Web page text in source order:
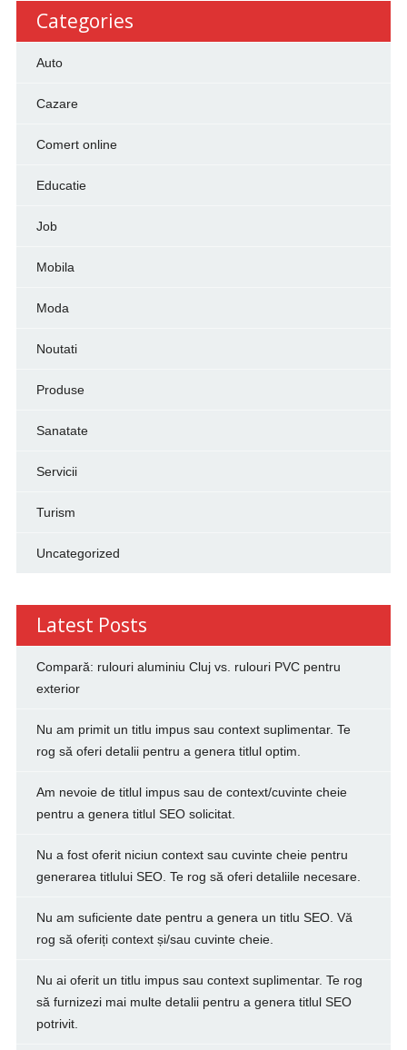
Categories
Auto
Cazare
Comert online
Educatie
Job
Mobila
Moda
Noutati
Produse
Sanatate
Servicii
Turism
Uncategorized
Latest Posts
Compară: rulouri aluminiu Cluj vs. rulouri PVC pentru
exterior
Nu am primit un titlu impus sau context suplimentar. Te
rog să oferi detalii pentru a genera titlul optim.
Am nevoie de titlul impus sau de context/cuvinte cheie
pentru a genera titlul SEO solicitat.
Nu a fost oferit niciun context sau cuvinte cheie pentru
generarea titlului SEO. Te rog să oferi detaliile necesare.
Nu am suficiente date pentru a genera un titlu SEO. Vă
rog să oferiți context și/sau cuvinte cheie.
Nu ai oferit un titlu impus sau context suplimentar. Te rog
să furnizezi mai multe detalii pentru a genera titlul SEO
potrivit.